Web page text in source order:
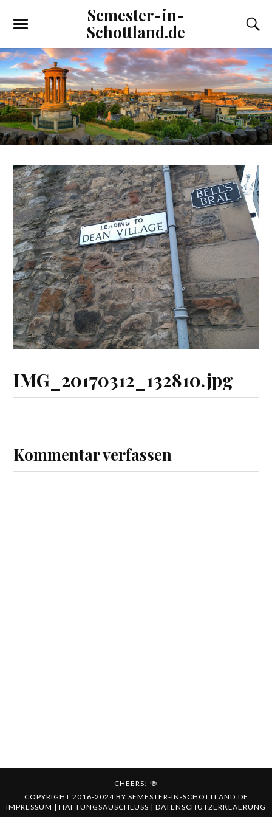
Semester-in-
Schottland.de
IMG_20170312_132810.jpg
Kommentar verfassen
CHEERS! 🍻
COPYRIGHT 2016-2024 BY SEMESTER-IN-SCHOTTLAND.DE
IMPRESSUM | HAFTUNGSAUSCHLUSS | DATENSCHUTZERKLAERUNG